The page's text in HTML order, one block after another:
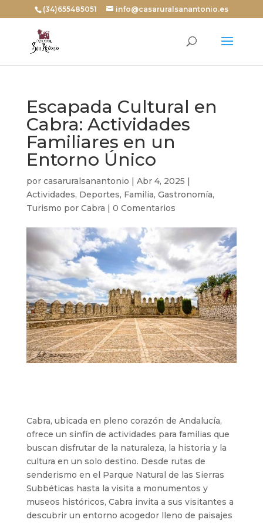
(34)655485051 info@casaruralsanantonio.es
Escapada Cultural en
Cabra: Actividades
Familiares en un
Entorno Único
por casaruralsanantonio | Abr 4, 2025 |
Actividades, Deportes, Familia, Gastronomía,
Turismo por Cabra | 0 Comentarios
Cabra, ubicada en pleno corazón de Andalucía,
ofrece un sinfín de actividades para familias que
buscan disfrutar de la naturaleza, la historia y la
cultura en un solo destino. Desde rutas de
senderismo en el Parque Natural de las Sierras
Subbéticas hasta la visita a monumentos y
museos históricos, Cabra invita a sus visitantes a
descubrir un entorno acogedor lleno de paisajes